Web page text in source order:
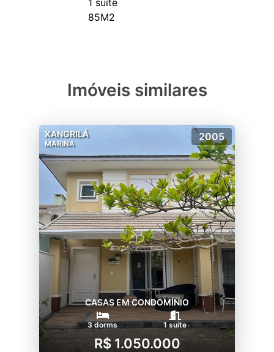
1 suíte
Imóveis similares
XANGRILÁ
MARINA
2005
CASAS EM CONDOMÍNIO
3 dorms 1 suíte
R$ 1.050.000